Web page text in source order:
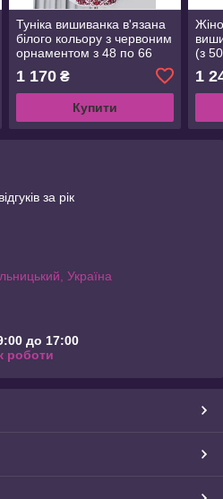
Туніка вишиванка в'язана
білого кольору з червоним
орнаментом з 48 по 66
1 170₴
Купити
(з
1
за рік
Україна
до 17:00
роботи